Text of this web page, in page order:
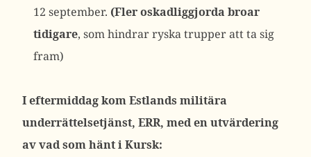
12 september. (Fler oskadliggjorda broar
tidigare, som hindrar ryska trupper att ta sig
fram)
I eftermiddag kom Estlands militära
underrättelsetjänst, ERR, med en utvärdering
av vad som hänt i Kursk: